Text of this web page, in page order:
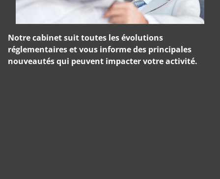
Notre cabinet suit toutes les évolutions
réglementaires et vous informe des principales
nouveautés qui peuvent impacter votre activité.